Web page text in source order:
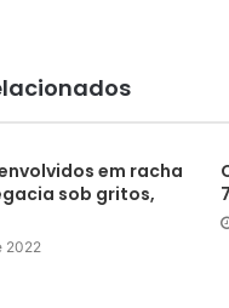
em racha
sob gritos,
2022